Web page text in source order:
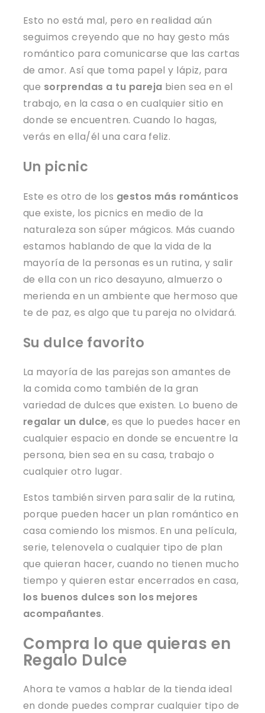
Esto no está mal, pero en realidad aún
seguimos creyendo que no hay gesto más
romántico para comunicarse que las cartas
de amor. Así que toma papel y lápiz, para
que sorprendas a tu pareja bien sea en el
trabajo, en la casa o en cualquier sitio en
donde se encuentren. Cuando lo hagas,
verás en ella/él una cara feliz.
Un picnic
Este es otro de los gestos más románticos
que existe, los picnics en medio de la
naturaleza son súper mágicos. Más cuando
estamos hablando de que la vida de la
mayoría de la personas es un rutina, y salir
de ella con un rico desayuno, almuerzo o
merienda en un ambiente que hermoso que
te de paz, es algo que tu pareja no olvidará.
Su dulce favorito
La mayoría de las parejas son amantes de
la comida como también de la gran
variedad de dulces que existen. Lo bueno de
regalar un dulce, es que lo puedes hacer en
cualquier espacio en donde se encuentre la
persona, bien sea en su casa, trabajo o
cualquier otro lugar.
Estos también sirven para salir de la rutina,
porque pueden hacer un plan romántico en
casa comiendo los mismos. En una película,
serie, telenovela o cualquier tipo de plan
que quieran hacer, cuando no tienen mucho
tiempo y quieren estar encerrados en casa,
los buenos dulces son los mejores
acompañantes.
Compra lo que quieras en
Regalo Dulce
Ahora te vamos a hablar de la tienda ideal
en donde puedes comprar cualquier tipo de